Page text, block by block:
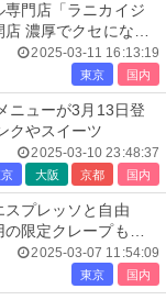
門店「ラニカイジ
濃厚でクセになる
2025-03-11 16:13:19
東京 国内
ニューが3月13日登
クやスイーツ
2025-03-10 23:48:37
大阪 京都 国内
スプレッソと自由
限定クレープも提
2025-03-07 11:54:09
東京 国内